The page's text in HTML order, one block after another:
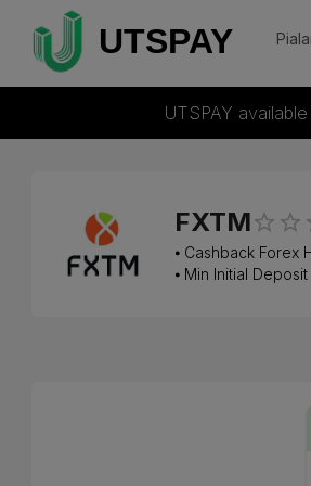
UTSPAY
FXTM
⦁ Cashback Forex
⦁ Min Initial Deposit